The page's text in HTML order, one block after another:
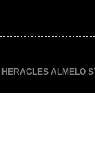
HERACLES ALMELO